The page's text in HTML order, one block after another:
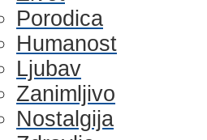
Porodica
Humanost
Ljubav
Zanimljivo
Nostalgija